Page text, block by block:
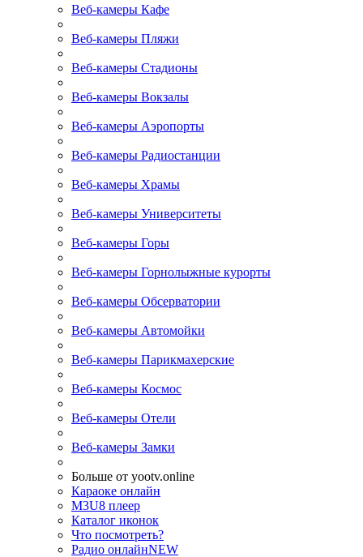
Веб-камеры Кафе
Веб-камеры Пляжи
Веб-камеры Стадионы
Веб-камеры Вокзалы
Веб-камеры Аэропорты
Веб-камеры Радиостанции
Веб-камеры Храмы
Веб-камеры Университеты
Веб-камеры Горы
Веб-камеры Горнолыжные курорты
Веб-камеры Обсерватории
Веб-камеры Автомойки
Веб-камеры Парикмахерские
Веб-камеры Космос
Веб-камеры Отели
Веб-камеры Замки
Больше от yootv.online
Караоке онлайн
M3U8 плеер
Каталог иконок
Что посмотреть?
Радио онлайнNEW